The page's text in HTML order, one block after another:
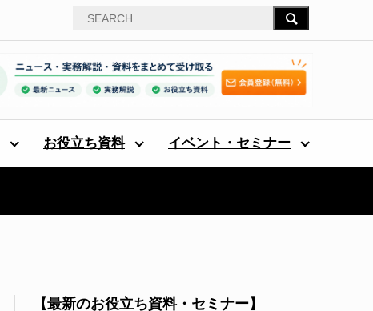
お役立ち資料 イベント・セミナー
【最新のお役立ち資料・セミナー】